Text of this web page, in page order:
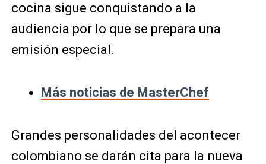
cocina sigue conquistando a la
audiencia por lo que se prepara una
emisión especial.
Más noticias de MasterChef
Grandes personalidades del acontecer
colombiano se darán cita para la nueva